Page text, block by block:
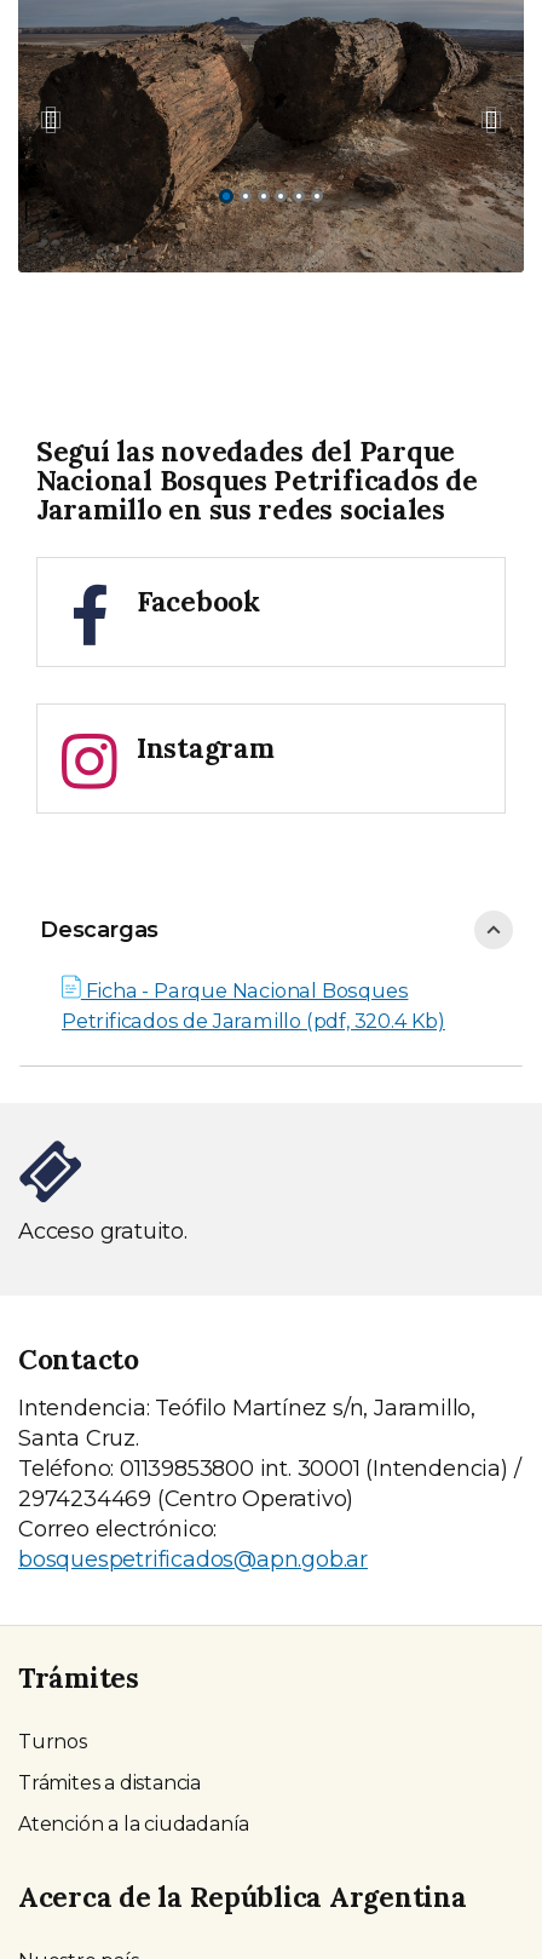
Seguí las novedades del Parque
Nacional Bosques Petrificados de
Jaramillo en sus redes sociales
Facebook
Instagram
Descargas
Descargas
Ficha - Parque Nacional Bosques
Petrificados de Jaramillo (pdf, 320.4 Kb)
Acceso gratuito.
Contacto
Intendencia: Teófilo Martínez s/n, Jaramillo,
Santa Cruz.
Teléfono: 01139853800 int. 30001 (Intendencia) /
2974234469 (Centro Operativo)
Correo electrónico:
bosquespetrificados@apn.gob.ar
Trámites
Turnos
Trámites a distancia
Atención a la ciudadanía
Acerca de la República Argentina